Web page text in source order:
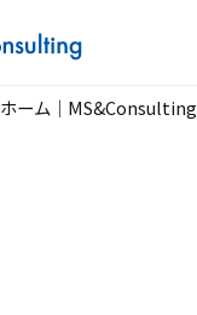
ホーム│MS&Consulting